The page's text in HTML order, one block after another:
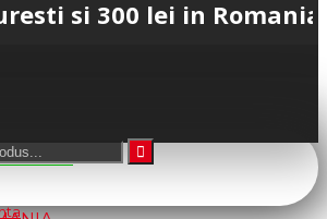
lei in Romania • 💳